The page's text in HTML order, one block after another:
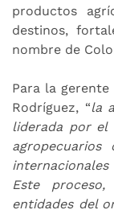
productos
destinos,
nombre de
Para la gerente
Rodríguez, “la
liderada por
Este
entidades del